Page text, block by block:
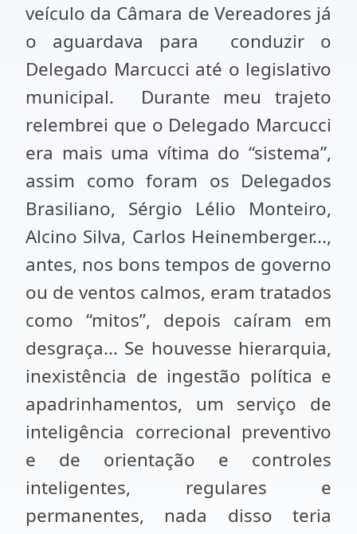
veículo da Câmara de Vereadores já
o aguardava para conduzir o
Delegado Marcucci até o legislativo
municipal. Durante meu trajeto
relembrei que o Delegado Marcucci
era mais uma vítima do “sistema”,
assim como foram os Delegados
Brasiliano, Sérgio Lélio Monteiro,
Alcino Silva, Carlos Heinemberger...,
antes, nos bons tempos de governo
ou de ventos calmos, eram tratados
como “mitos”, depois caíram em
desgraça... Se houvesse hierarquia,
inexistência de ingestão política e
apadrinhamentos, um serviço de
inteligência correcional preventivo
e de orientação e controles
inteligentes, regulares e
permanentes, nada disso teria